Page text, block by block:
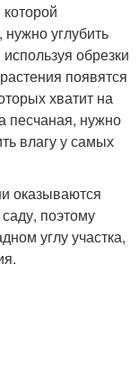
углубить
обрезки
появятся
хватит на
песчаная, нужно
влагу у самых
оказываются
поэтому
углу участка,